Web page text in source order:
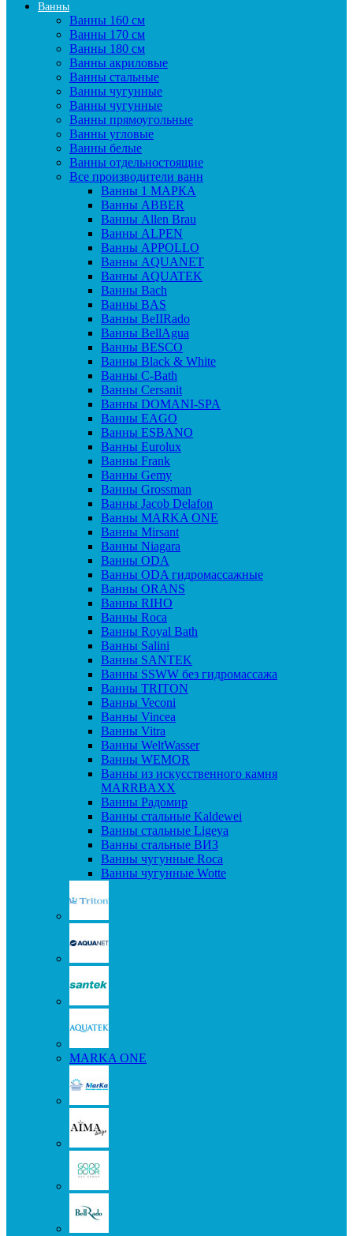
Ванны
Ванны 160 см
Ванны 170 см
Ванны 180 см
Ванны акриловые
Ванны стальные
Ванны чугунные
Ванны чугунные
Ванны прямоугольные
Ванны угловые
Ванны белые
Ванны отдельностоящие
Все производители ванн
Ванны 1 МАРКА
Ванны ABBER
Ванны Allen Brau
Ванны ALPEN
Ванны APPOLLO
Ванны AQUANET
Ванны AQUATEK
Ванны Bach
Ванны BAS
Ванны BeIIRado
Ванны BellAgua
Ванны BESCO
Ванны Black & White
Ванны C-Bath
Ванны Cersanit
Ванны DOMANI-SPA
Ванны EAGO
Ванны ESBANO
Ванны Eurolux
Ванны Frank
Ванны Gemy
Ванны Grossman
Ванны Jacob Delafon
Ванны MARKA ONE
Ванны Mirsant
Ванны Niagara
Ванны ODA
Ванны ODA гидромассажные
Ванны ORANS
Ванны RIHO
Ванны Roca
Ванны Royal Bath
Ванны Salini
Ванны SANTEK
Ванны SSWW без гидромассажа
Ванны TRITON
Ванны Veconi
Ванны Vincea
Ванны Vitra
Ванны WeltWasser
Ванны WEMOR
Ванны из искусственного камня
MARRBAXX
Ванны Радомир
Ванны стальные Kaldewei
Ванны стальные Ligeya
Ванны стальные ВИЗ
Ванны чугунные Roca
Ванны чугунные Wotte
MARKA ONE